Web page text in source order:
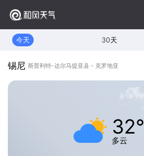
今天 30天
锡尼 斯普利特-达尔马提亚县 - 克罗地亚
32°
多云